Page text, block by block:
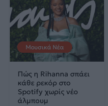
Μουσικά Νέα
Πώς η Rihanna σπάει
κάθε ρεκόρ στο
Spotify χωρίς νέο
άλμπουμ